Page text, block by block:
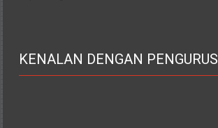
KENALAN DENGAN PENGURUS